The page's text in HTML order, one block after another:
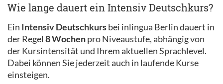
Wie lange dauert ein Intensiv Deutschkurs?
Ein Intensiv Deutschkursbei inlingua Berlin dauert in
der Regel 8 Wochenpro Niveaustufe, abhängig von
der Kursintensität und Ihrem aktuellen Sprachlevel.
Dabei können Sie jederzeit auch in laufende Kurse
einsteigen.